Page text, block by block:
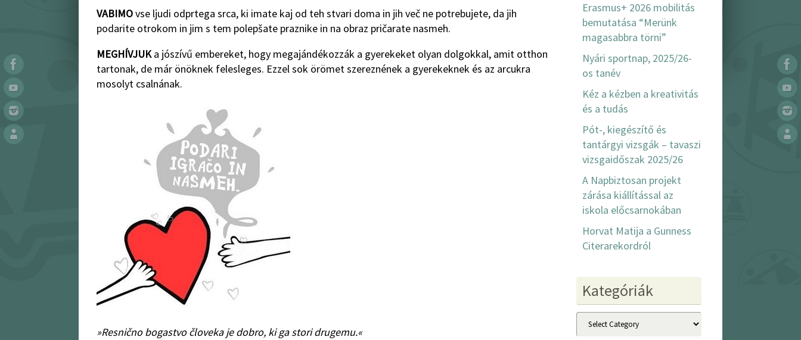
VABIMOvse ljudi odprtega srca, ki imate kaj od teh stvari doma in jih več ne potrebujete, da jih
podarite otrokom in jim s tem polepšate praznike in na obraz pričarate nasmeh.
MEGHÍVJUKa jószívű embereket, hogy megajándékozzák a gyerekeket olyan dolgokkal, amit otthon
tartonak, de már önöknek felesleges. Ezzel sok örömet szereznének a gyerekeknek és az arcukra
mosolyt csalnának.
»Resnično bogastvo človeka je dobro, ki ga stori drugemu.«
Erasmus+ 2026 mobilitás
bemutatása “Merünk
magasabbra törni”
Nyári sportnap, 2025/26-
os tanév
Kéz a kézben a kreativitás
és a tudás
Pót-, kiegészítő és
tantárgyi vizsgák – tavaszi
vizsgaidőszak 2025/26
A Napbiztosan projekt
zárása kiállítással az
iskola előcsarnokában
Horvat Matija a Gunness
Citerarekordról
Kategóriák
Kategóriák